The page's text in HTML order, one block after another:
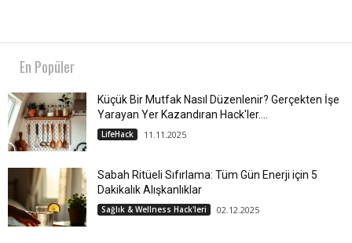
En Popüler
Küçük Bir Mutfak Nasıl Düzenlenir? Gerçekten İşe
Yarayan Yer Kazandıran Hack'ler....
LifeHack 11.11.2025
Sabah Ritüeli Sıfırlama: Tüm Gün Enerji için 5
Dakikalık Alışkanlıklar
Sağlık & Wellness Hack'leri 02.12.2025